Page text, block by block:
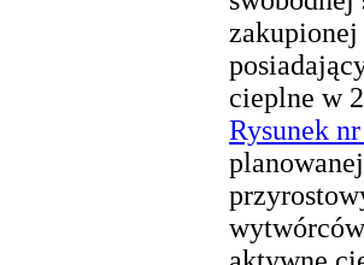
cieplne w
Rysunek